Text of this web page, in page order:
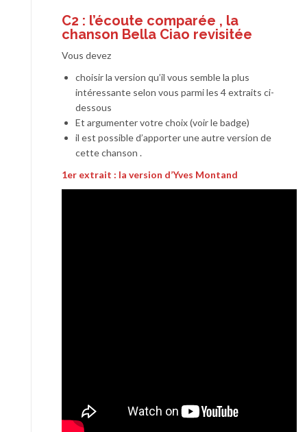
C2 : l’écoute comparée , la
chanson Bella Ciao revisitée
Vous devez
choisir la version qu’il vous semble la plus
intéressante selon vous parmi les 4 extraits ci-
dessous
Et argumenter votre choix (voir le badge)
il est possible d’apporter une autre version de
cette chanson .
1er extrait : la version d’Yves Montand